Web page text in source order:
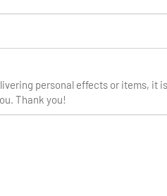
personal effects or items, it
Thank you!